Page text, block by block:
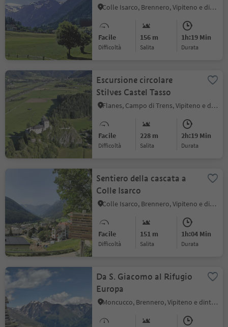
Colle Isarco, Brennero, Vipiteno e dintorni
Facile
Difficoltà
156 m
Salita
1h:19 Min
durata
Escursione circolare
Stilves Castel Tasso
Flanes, Campo di Trens, Vipiteno e dintorni
Facile
Difficoltà
228 m
Salita
2h:19 Min
durata
Sentiero della cascata a
Colle Isarco
Colle Isarco, Brennero, Vipiteno e dintorni
Facile
Difficoltà
151 m
Salita
1h:04 Min
durata
Da S. Giacomo al Rifugio
Europa
Moncucco, Brennero, Vipiteno e dintorni